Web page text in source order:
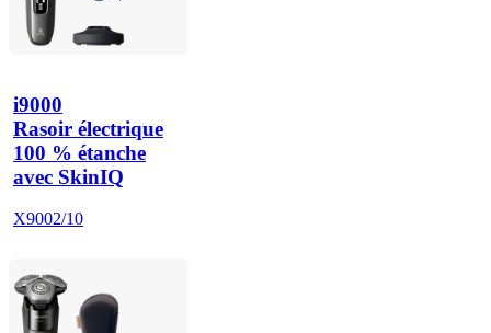
i9000
Rasoir électrique
100 % étanche
avec SkinIQ
X9002/10